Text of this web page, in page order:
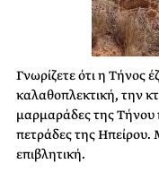
Γνωρίζετε ότι η Τήνος
καλαθοπλεκτική, την
μαρμαράδες της
πετράδες της
επιβλητική.